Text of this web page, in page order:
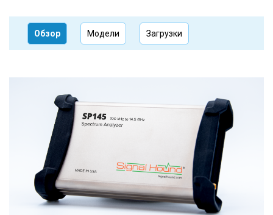
Каталог
Услуги
Новости
Вакансии
Вход/
авторизация
Обзор Модели Загрузки